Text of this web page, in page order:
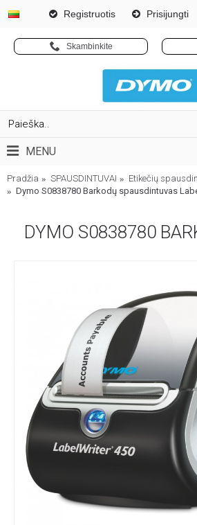
Registruotis Prisijungti
Skambinkite
MENU
Pradžia SPAUSDINTUVAI Etikečių
Dymo S0838780 Barkodų spausdintuvas